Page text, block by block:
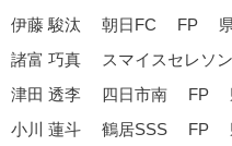
伊藤 駿汰 朝日FC FP
諸富 巧真 スマイスセレ
津田 透李 四日市南 FP
小川 蓮斗 鶴居SSS FP